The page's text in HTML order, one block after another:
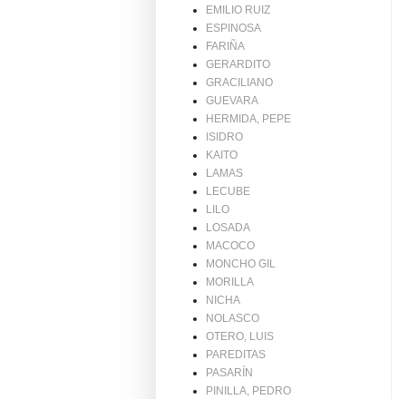
EMILIO RUIZ
ESPINOSA
FARIÑA
GERARDITO
GRACILIANO
GUEVARA
HERMIDA, PEPE
ISIDRO
KAITO
LAMAS
LECUBE
LILO
LOSADA
MACOCO
MONCHO GIL
MORILLA
NICHA
NOLASCO
OTERO, LUIS
PAREDITAS
PASARÍN
PINILLA, PEDRO